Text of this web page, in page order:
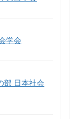
学会
部 日本社会